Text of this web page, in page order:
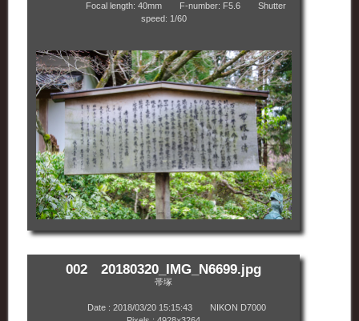
Focal length: 40mm F-number: F5.6 Shutter
speed: 1/60
002 20180320_IMG_N6699.jpg
帯塚
Date : 2018/03/20 15:15:43 NIKON D7000